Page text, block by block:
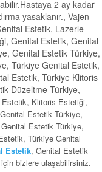
2 ay kadar
yasaklanır., Vajen
Estetik, Lazerle
Genital Estetik, Genital
Genital Estetik Türkiye,
Türkiye Genital Estetik,
Estetik, Türkiye Klitoris
Düzeltme Türkiye,
Klitoris Estetiği,
Estetik Türkiye,
Estetik Türkiye,
Türkiye Genital
Estetik, Genital Estetik
bizlere ulaşabilirsiniz.